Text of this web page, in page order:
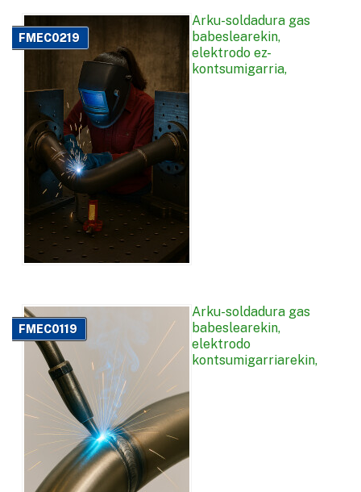
FMEC0219
Arku-soldadura gas
babeslearekin,
elektrodo ez-
kontsumigarria,
FMEC0119
Arku-soldadura gas
babeslearekin,
elektrodo
kontsumigarriarekin,